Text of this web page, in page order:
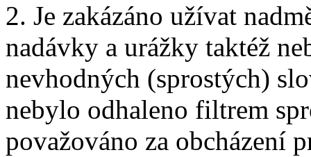
2. Je zakázáno užívat
nadávky a urážky taktéž
nevhodných (sprostých)
nebylo odhaleno filtrem
považováno za obcházení